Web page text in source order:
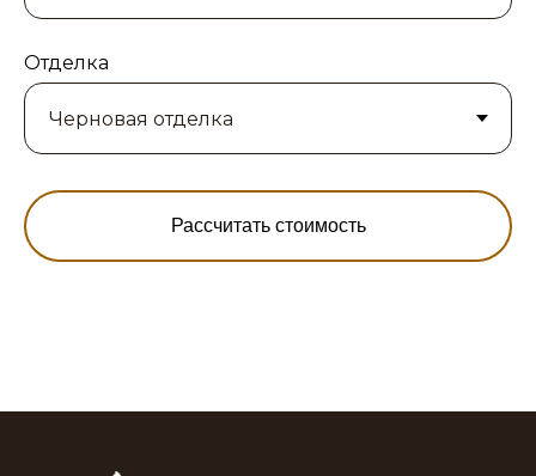
Отделка
Рассчитать стоимость